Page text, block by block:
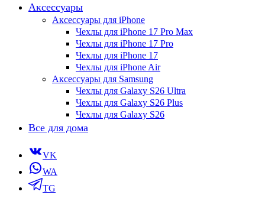
Аксессуары
Аксессуары для iPhone
Чехлы для iPhone 17 Pro Max
Чехлы для iPhone 17 Pro
Чехлы для iPhone 17
Чехлы для iPhone Air
Аксессуары для Samsung
Чехлы для Galaxy S26 Ultra
Чехлы для Galaxy S26 Plus
Чехлы для Galaxy S26
Все для дома
VK
WA
TG